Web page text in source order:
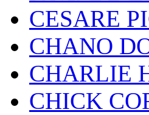
CESARE
CHANO
CHARLIE
CHICK